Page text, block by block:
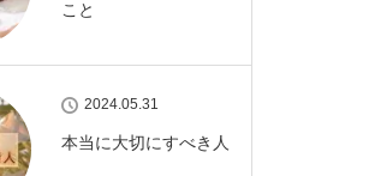
こと
2024.05.31
本当に大切にすべき人